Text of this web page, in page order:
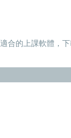
合的上課軟體，